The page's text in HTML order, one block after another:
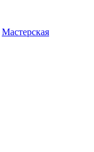
Мастерская